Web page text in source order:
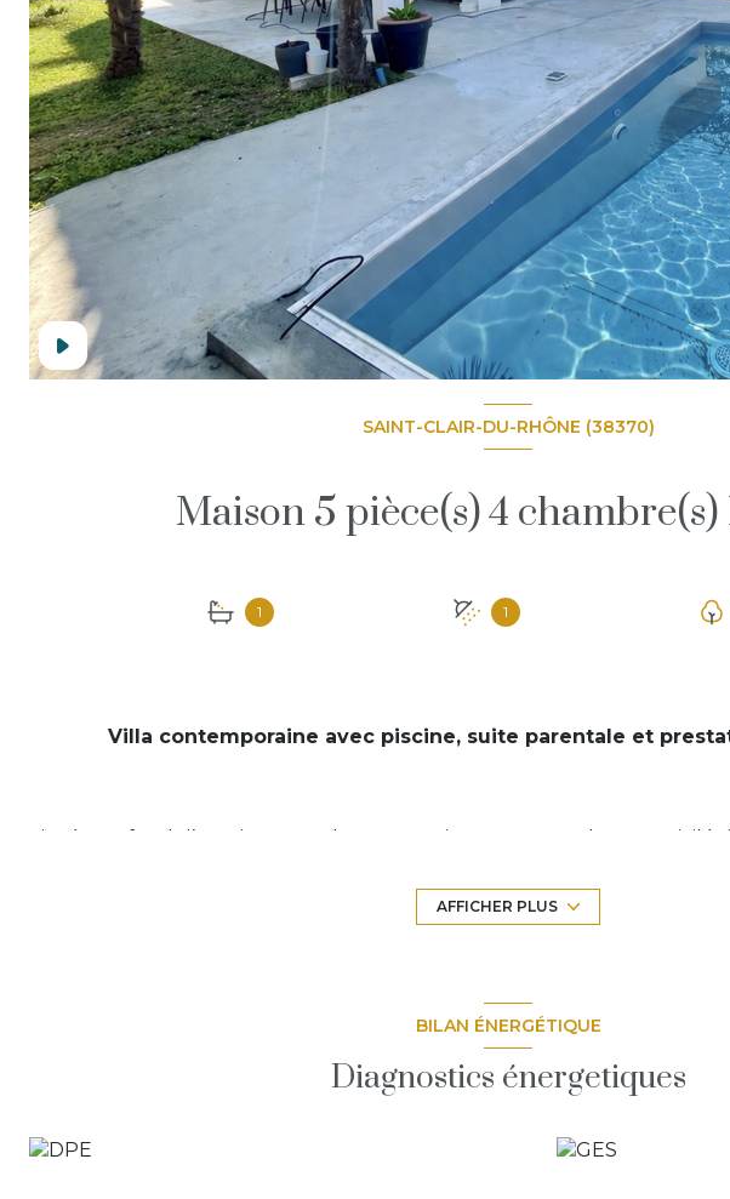
SAINT-CLAIR-DU-RHÔNE (38370)
1 1
Villa contemporaine avec piscine, suite parentale et
cuisine américaine équipée avec îlot central
, créant une atmosphère chaleureuse et
buanderie, unWC indépendant
, avec dressing aménagé et salle d’eau,
À l’étage, trois chambres confortables avec rangements, une
baignoire et double vasque
, ainsi qu’un WC indépendant complètent
AFFICHER PLUS
BILAN ÉNERGÉTIQUE
Diagnostics énergetiques